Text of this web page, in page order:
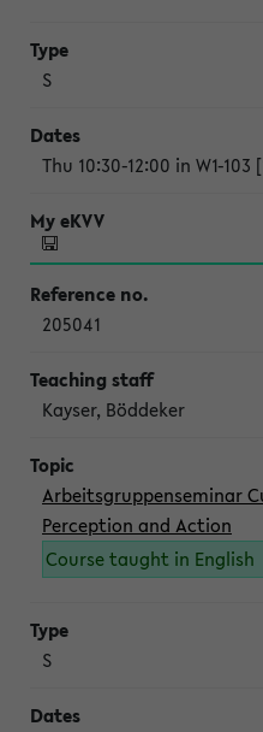
S
Thu 10:30-12:00 in W1-103
205041
Kayser, Böddeker
Arbeitsgruppenseminar
Perception and Action
Course taught in English
S